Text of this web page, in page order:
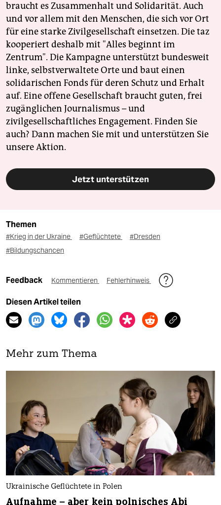
braucht es Zusammenhalt und Solidarität. Auch
und vor allem mit den Menschen, die sich vor Ort
für eine starke Zivilgesellschaft einsetzen. Die taz
kooperiert deshalb mit "Alles beginnt im
Zentrum". Die Kampagne unterstützt bundesweit
linke, selbstverwaltete Orte und baut einen
solidarischen Fonds für deren Schutz und Erhalt
auf. Eine offene Gesellschaft braucht guten, frei
zugänglichen Journalismus – und
zivilgesellschaftliches Engagement. Finden Sie
auch? Dann machen Sie mit und unterstützen Sie
unsere Aktion.
Jetzt unterstützen
Themen
#Krieg in der Ukraine #Geflüchtete
#Dresden
#Bildungschancen
Feedback Kommentieren Fehlerhinweis
Diesen Artikel teilen
Mehr zum Thema
Ukrainische Geflüchtete in Polen
Aufnahme – aber kein polnisches Abi